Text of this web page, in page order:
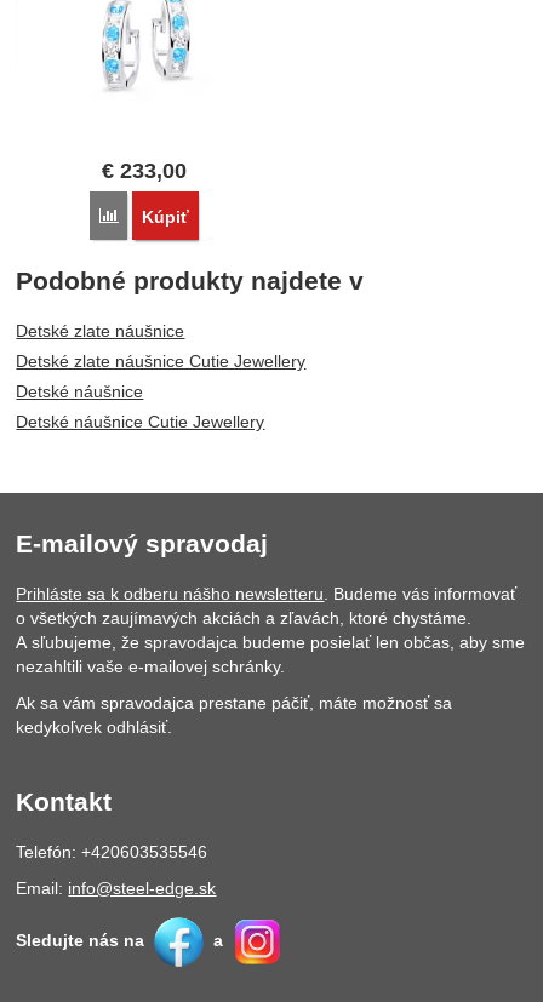
€ 233,00
Porovnať
Kúpiť
Podobné produkty najdete v
Detské zlate náušnice
Detské zlate náušnice Cutie Jewellery
Detské náušnice
Detské náušnice Cutie Jewellery
E-mailový spravodaj
Prihláste sa k odberu nášho newsletteru . Budeme vás informovať
o všetkých zaujímavých akciách a zľavách, ktoré chystáme.
A sľubujeme, že spravodajca budeme posielať len občas, aby sme
nezahltili vaše e-mailovej schránky.
Ak sa vám spravodajca prestane páčiť, máte možnosť sa
kedykoľvek odhlásiť.
Kontakt
Telefón: +420603535546
Email: info@steel-edge.sk
Sledujte nás na a